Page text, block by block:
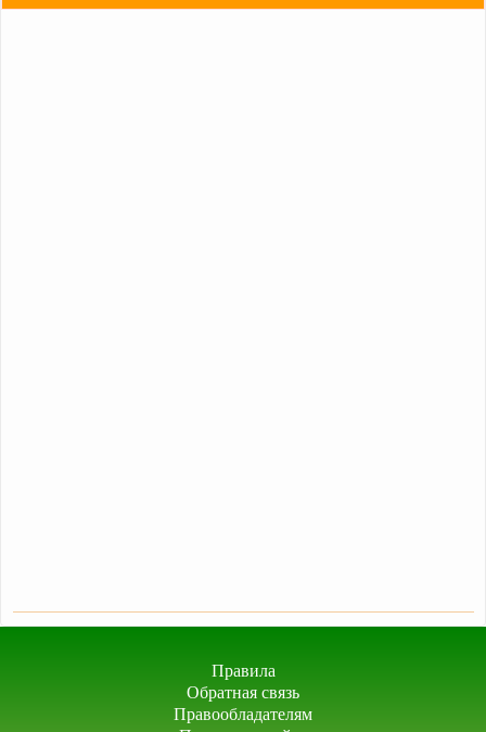
Правила
Обратная связь
Правообладателям